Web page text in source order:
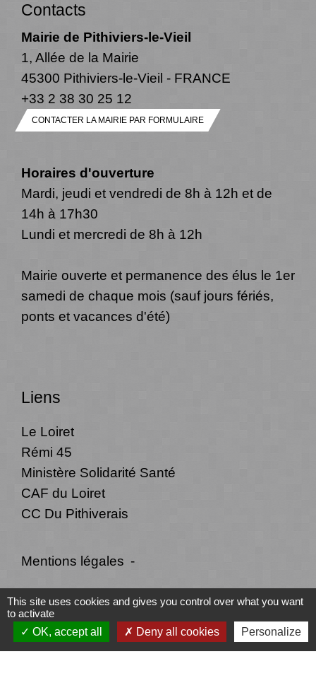
Contacts
Mairie de Pithiviers-le-Vieil
1, Allée de la Mairie
45300 Pithiviers-le-Vieil - FRANCE
+33 2 38 30 25 12
CONTACTER LA MAIRIE PAR FORMULAIRE
Horaires d'ouverture
Mardi, jeudi et vendredi de 8h à 12h et de
14h à 17h30
Lundi et mercredi de 8h à 12h
Mairie ouverte et permanence des élus le 1er
samedi de chaque mois (sauf jours fériés,
ponts et vacances d'été)
Liens
Le Loiret
Rémi 45
Ministère Solidarité Santé
CAF du Loiret
CC Du Pithiverais
Mentions légales -
Politique de confidentialité - Accessibilité -
Plan du site - Gestion des cookies
This site uses cookies and gives you control over what you want
to activate
OK, accept all
Deny all cookies Personalize